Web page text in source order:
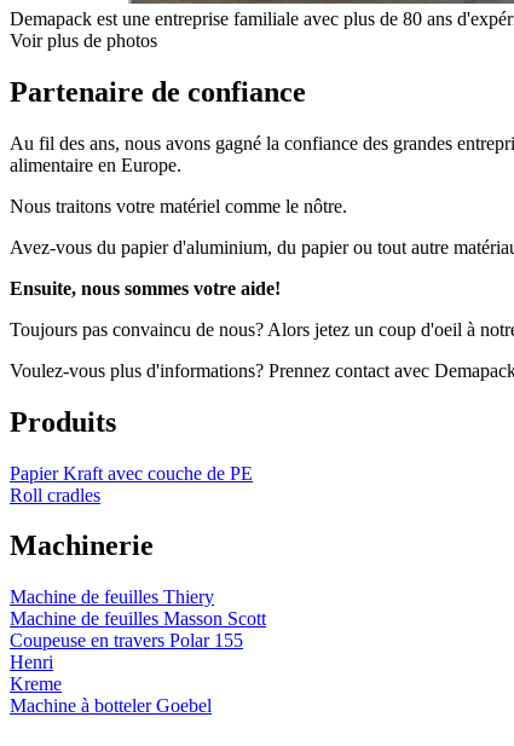
Demapack est une entreprise familiale avec plus de 80 ans
Voir plus de photos
Partenaire de confiance
Au fil des ans, nous avons gagné la confiance des grandes
alimentaire en Europe.
Nous traitons votre matériel comme le nôtre.
Avez-vous du papier d'aluminium, du papier ou tout autre
Ensuite, nous sommes votre aide!
Toujours pas convaincu de nous? Alors jetez un coup d'oeil à
Voulez-vous plus d'informations? Prennez contact avec
Produits
Papier Kraft avec couche de PE
Roll cradles
Machinerie
Machine de feuilles Thiery
Machine de feuilles Masson Scott
Coupeuse en travers Polar 155
Henri
Kreme
Machine à botteler Goebel